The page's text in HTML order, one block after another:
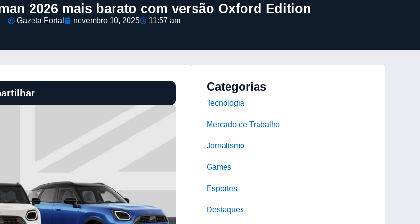
2026 mais barato com versão Oxford Edition
Gazeta Portal novembro 10, 2025 11:57 am
Categorias
Tecnologia
Mercado de Trabalho
Jornalismo
Games
Esportes
Destaques